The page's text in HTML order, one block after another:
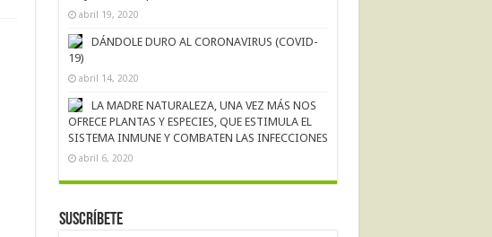
abril 19, 2020
DÁNDOLE DURO AL CORONAVIRUS (COVID-
19)
abril 14, 2020
LA MADRE NATURALEZA, UNA VEZ MÁS NOS
OFRECE PLANTAS Y ESPECIES, QUE ESTIMULA EL
SISTEMA INMUNE Y COMBATEN LAS INFECCIONES
abril 6, 2020
Suscríbete